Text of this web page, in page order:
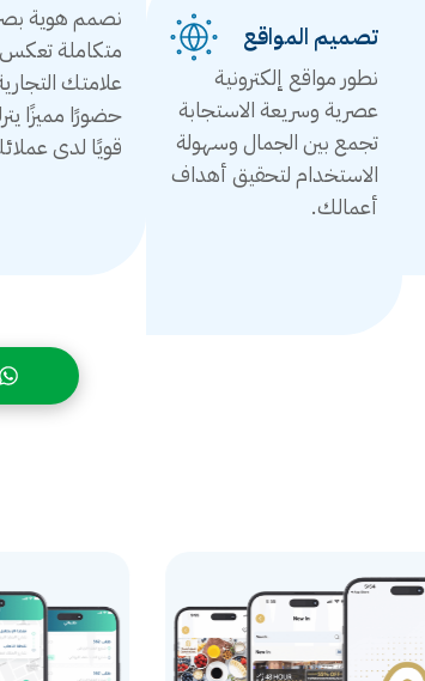
تصميم المواقع
نطور مواقع إلكترونية
عصرية وسريعة الاستجابة
تجمع بين الجمال وسهولة
الاستخدام لتحقيق أهداف
أعمالك.
نصمم هوية
متكاملة
علامتك
حضورًا مميزًا
قويًا لدى